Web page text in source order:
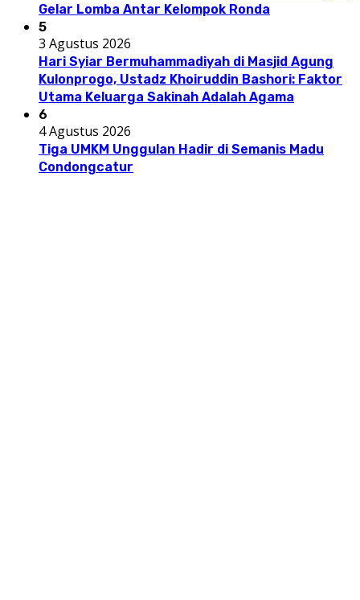
Gelar Lomba Antar Kelompok Ronda
5
3 Agustus 2026
Hari Syiar Bermuhammadiyah di Masjid Agung
Kulonprogo, Ustadz Khoiruddin Bashori: Faktor
Utama Keluarga Sakinah Adalah Agama
6
4 Agustus 2026
Tiga UMKM Unggulan Hadir di Semanis Madu
Condongcatur